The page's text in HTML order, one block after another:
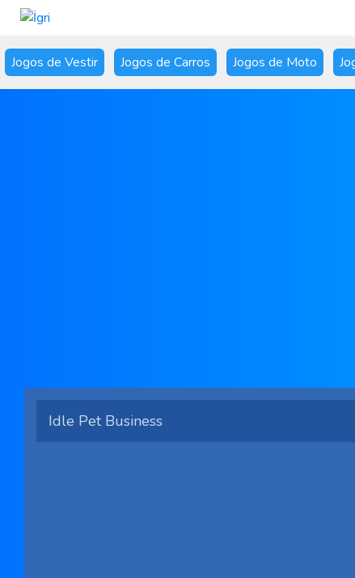
Jogos de Vestir Jogos de Carros Jogos de Moto
Idle Pet Business